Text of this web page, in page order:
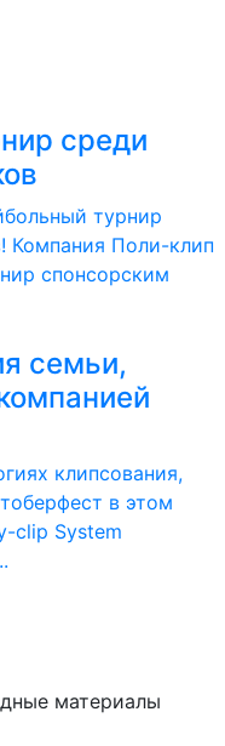
среди
турнир
Компания Поли-клип
спонсорским
семьи,
клипсования,
в этом
clip System
материалы